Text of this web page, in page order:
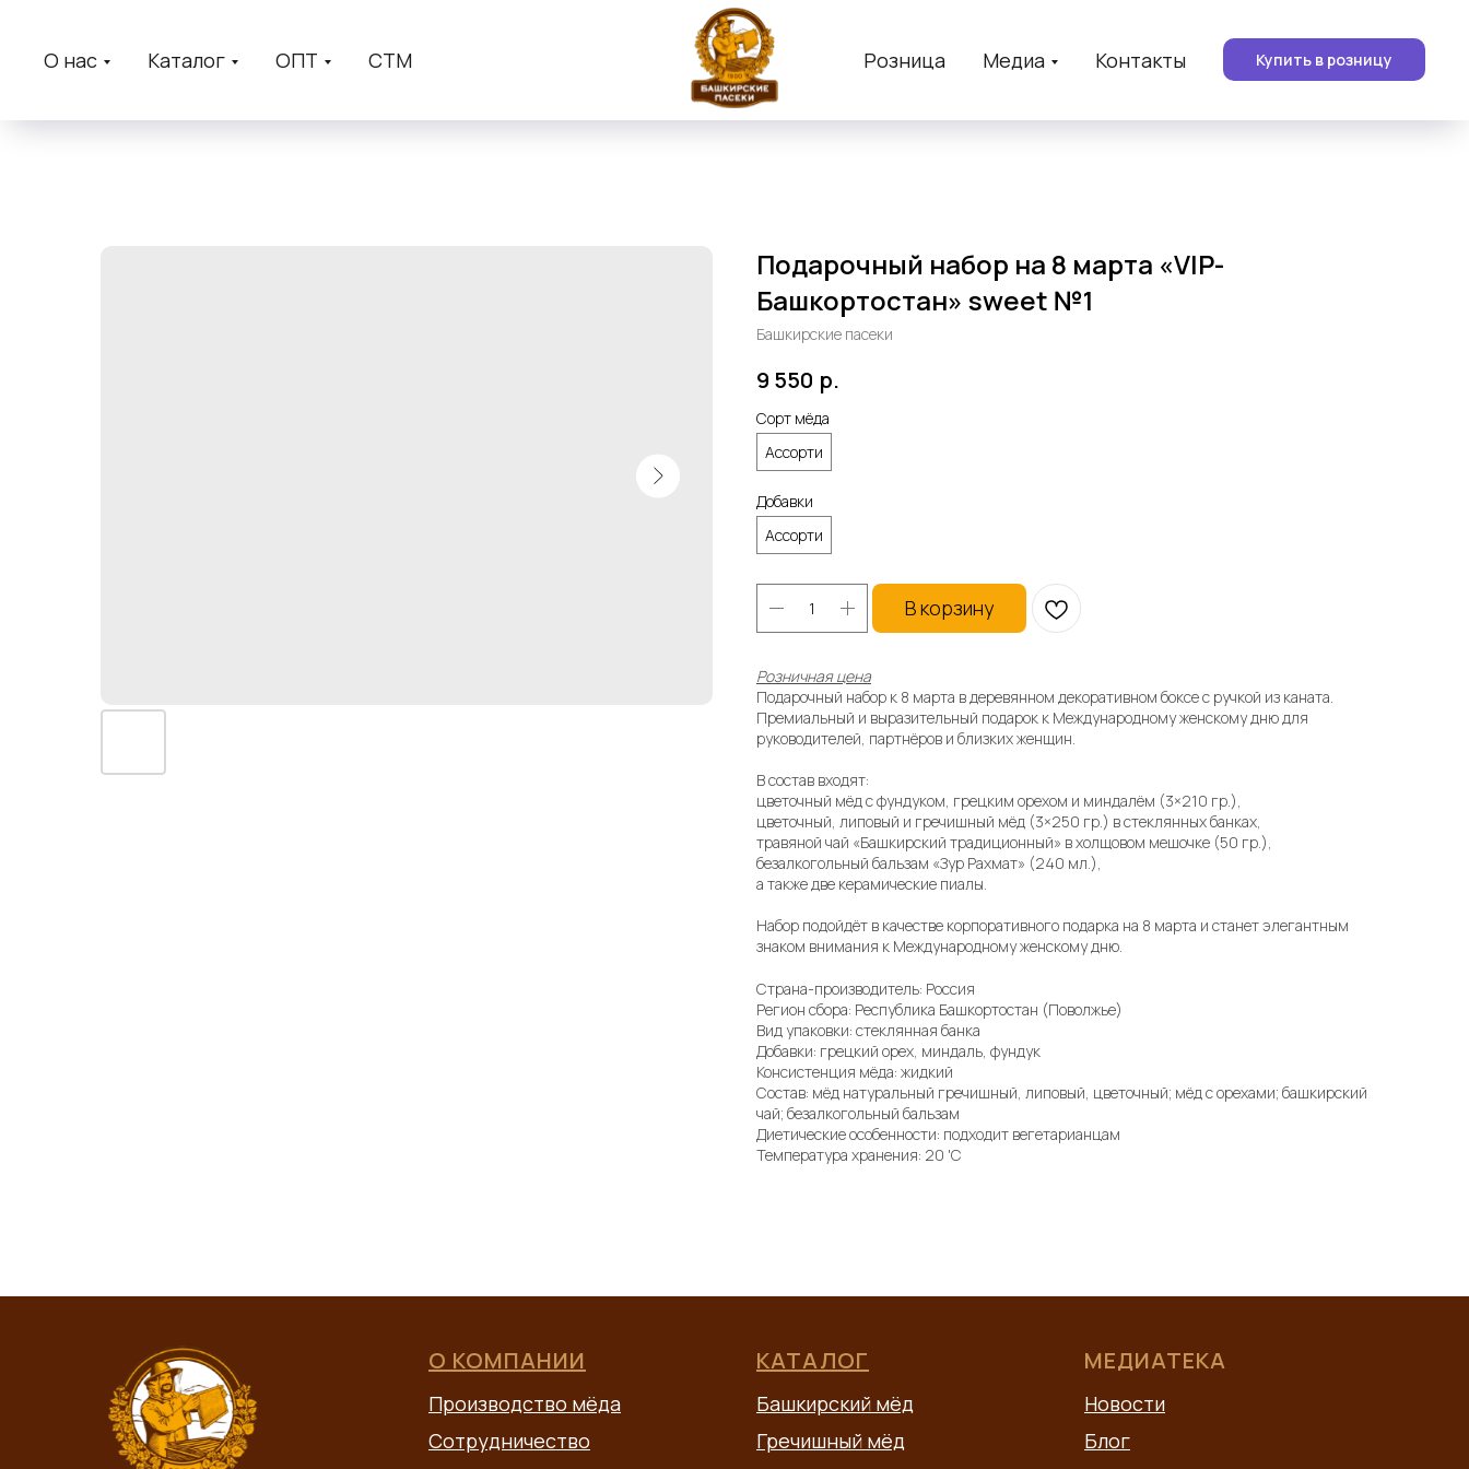
О нас Каталог ОПТ СТМ Розница Медиа Контакты Купить в розницу
Подарочный набор на 8 марта «VIP-
Башкортостан» sweet №1
Башкирские пасеки
9 550 р.
Сорт мёда
Ассорти
Добавки
Ассорти
В корзину
Розничная цена
Подарочный набор к 8 марта в деревянном декоративном боксе с ручкой из каната.
Премиальный и выразительный подарок к Международному женскому дню для
руководителей, партнёров и близких женщин.
В состав входят:
цветочный мёд с фундуком, грецким орехом и миндалём (3×210 гр.),
цветочный, липовый и гречишный мёд (3×250 гр.) в стеклянных банках,
травяной чай «Башкирский традиционный» в холщовом мешочке (50 гр.),
безалкогольный бальзам «Зур Рахмат» (240 мл.),
а также две керамические пиалы.
Набор подойдёт в качестве корпоративного подарка на 8 марта и станет элегантным
знаком внимания к Международному женскому дню.
Страна-производитель: Россия
Регион сбора: Республика Башкортостан (Поволжье)
Вид упаковки: стеклянная банка
Добавки: грецкий орех, миндаль, фундук
Консистенция мёда: жидкий
Состав: мёд натуральный гречишный, липовый, цветочный; мёд с орехами; башкирский
чай; безалкогольный бальзам
Диетические особенности: подходит вегетарианцам
Температура хранения: 20 'C
О КОМПАНИИ
Производство мёда
Сотрудничество
КАТАЛОГ
Башкирский мёд
Гречишный мёд
МЕДИАТЕКА
Новости
Блог